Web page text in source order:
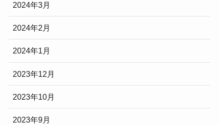
2024年3月
2024年2月
2024年1月
2023年12月
2023年10月
2023年9月